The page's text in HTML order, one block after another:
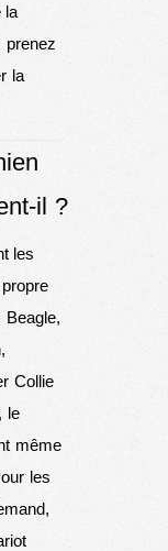
la
prenez
la
il ?
les
Beagle,
Collie
le
même
les